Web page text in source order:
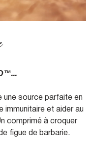
source parfaite en
immunitaire et aider au
comprimé à croquer
figue de barbarie.